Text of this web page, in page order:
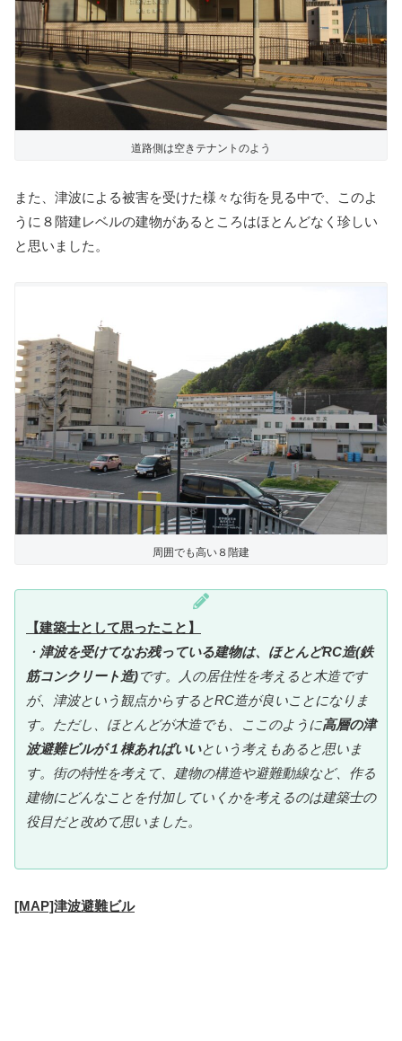
道路側は空きテナントのよう
また、津波による被害を受けた様々な街を見る中で、このよ
うに８階建レベルの建物があるところはほとんどなく珍しい
と思いました。
周囲でも高い８階建
【建築士として思ったこと】
・ 津波を受けてなお残っている建物は、ほとんどRC造(鉄
筋コンクリート造)です。人の居住性を考えると木造です
が、津波という観点からするとRC造が良いことになりま
す。ただし、ほとんどが木造でも、ここのように高層の津
波避難ビルが１棟あればいいという考えもあると思いま
す。街の特性を考えて、建物の構造や避難動線など、作る
建物にどんなことを付加していくかを考えるのは建築士の
役目だと改めて思いました。
[MAP]津波避難ビル